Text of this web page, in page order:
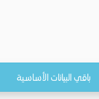
باقي البيانات الأساسية